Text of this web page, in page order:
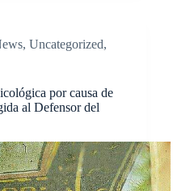
, Uncategorized,
por causa de
al Defensor del